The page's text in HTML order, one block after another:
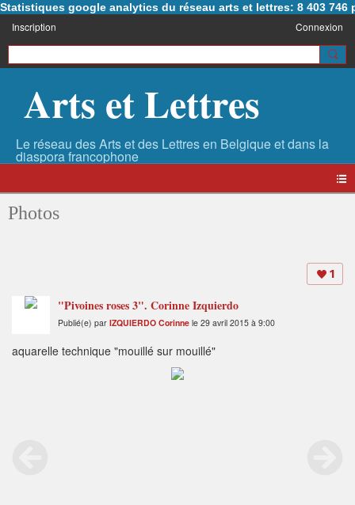
Statistiques google analytics du réseau arts et lettres: 8 403 746
Inscription Connexion
Arts et Lettres
Photos
1
"Pivoines roses 3". Corinne Izquierdo
Publié(e) par IZQUIERDO Corinne le 29 avril 2015 à 9:00
aquarelle technique "mouillé sur mouillé"